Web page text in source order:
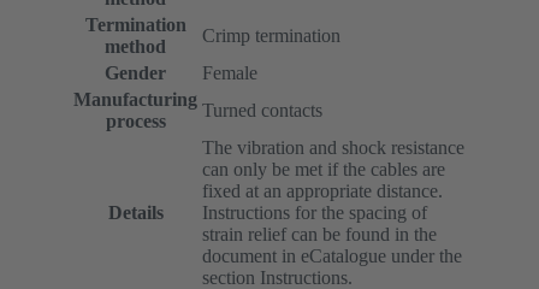
Termination
method
Crimp termination
Gender
Female
Manufacturing
process
Turned contacts
Details
The vibration and shock resistance
can only be met if the cables are
fixed at an appropriate distance.
Instructions for the spacing of
strain relief can be found in the
document in eCatalogue under the
section Instructions.